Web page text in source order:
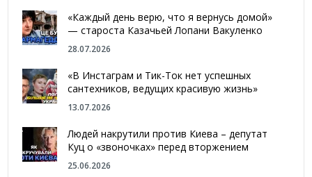
«Каждый день верю, что я вернусь домой»
— староста Казачьей Лопани Вакуленко
28.07.2026
«В Инстаграм и Тик-Ток нет успешных
сантехников, ведущих красивую жизнь»
13.07.2026
Людей накрутили против Киева – депутат
Куц о «звоночках» перед вторжением
25.06.2026